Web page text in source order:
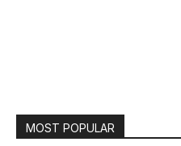
MOST POPULAR